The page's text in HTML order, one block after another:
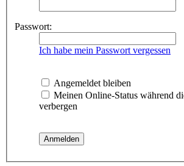
Passwort:
Ich habe mein Passwort vergessen
Angemeldet bleiben
Meinen Online-Status während
verbergen